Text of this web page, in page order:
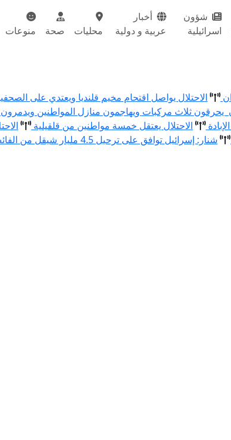
شؤون
اسرائيلية
أخبار
عربية و دولية
محليات صحة منوعات
الاحتلال يواصل اقتحام مخيم قلنديا ويعتدي على
ثلاث مركبات ويهاجمون منازل المواطنين
الاحتلال يعتقل خمسة مواطنين من قلقيلية
شنار: إسرائيل توافق على ترحيل 4.5 مليار شيقل من الفائض لدى البنوك الفلسطينية